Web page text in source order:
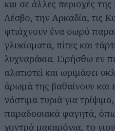
και σε άλλες περιοχές
Λέσβο, την Αρκαδία, τις
φτιάχνουν ένα σωρό
γλυκίσματα, πίτες και
λυχναράκια. Ειρήσθω εν
αλατιστεί και ωριμάσει
άρωμά της βαθαίνουν και
νόστιμα τυριά για
παραδοσιακά φαγητά,
χοντρά μακαρόνια, το